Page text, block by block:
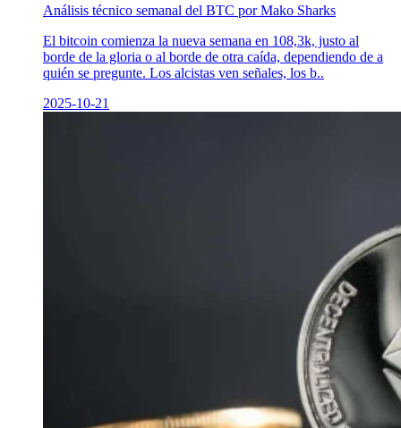
Análisis técnico semanal del BTC por Mako Sharks
El bitcoin comienza la nueva semana en 108,3k, justo al
borde de la gloria o al borde de otra caída, dependiendo de a
quién se pregunte. Los alcistas ven señales, los b..
2025-10-21